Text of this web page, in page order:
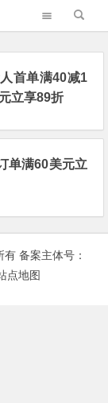
首单满40减1
立享89折
单满60美元立
备案主体号：
点地图